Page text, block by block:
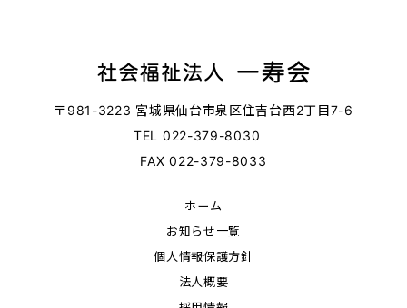
〒981-3223 宮城県仙台市泉区住吉台西2丁目7-6
TEL 022-379-8030
FAX 022-379-8033
ホーム
お知らせ一覧
個⼈情報保護方針
法人概要